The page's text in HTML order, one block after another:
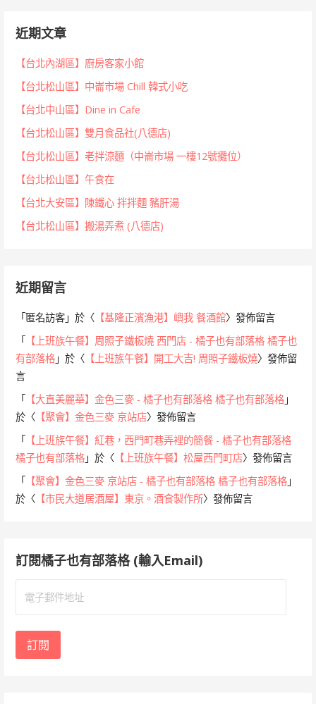
近期文章
【台北內湖區】廚房客家小館
【台北松山區】中崙市場 Chill 韓式小吃
【台北中山區】Dine in Cafe
【台北松山區】雙月食品社(八德店)
【台北松山區】老拌涼麵（中崙市場 一樓12號攤位）
【台北松山區】午食在
【台北大安區】陳鐵心 拌拌麵 豬肝湯
【台北松山區】搬湯弄煮 (八德店)
近期留言
「匿名訪客 」於〈 【基隆正濱漁港】嶼我 餐酒館〉發佈留言
「 【上班族午餐】周照子鐵板燒 西門店 - 橘子也有部落格 橘子也
有部落格 」於〈 【上班族午餐】開工大吉! 周照子鐵板燒〉發佈留
言
「 【大直美麗華】金色三麥 - 橘子也有部落格 橘子也有部落格 」
於〈 【聚會】金色三麥 京站店〉發佈留言
「 【上班族午餐】紅巷，西門町巷弄裡的簡餐 - 橘子也有部落格
橘子也有部落格 」於〈 【上班族午餐】松屋西門町店〉發佈留言
「 【聚會】金色三麥 京站店 - 橘子也有部落格 橘子也有部落格 」
於〈 【市民大道居酒屋】東京。酒食製作所〉發佈留言
訂閱橘子也有部落格 (輸入Email)
地
訂閱